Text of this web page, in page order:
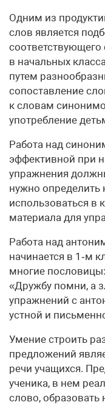
Одним из
слов является
в начальных
путем
сопоставление
к словам
употребление
Работа над
эффективной при
упражнения
нужно определить
использоваться в
материала для
Работа над
начинается в 1‑м
многие
«Дружбу помни, а
упражнений с
устной и
Умение строить
предложений
речи учащихся.
ученика, в нем
слово,